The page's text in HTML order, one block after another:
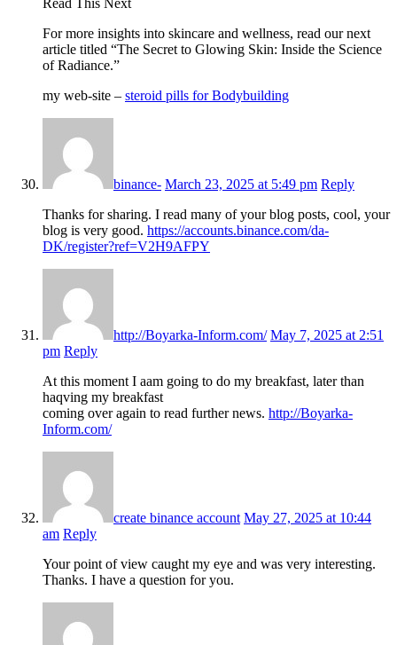
Read This Next
For more insights into skincare and wellness, read our next
article titled “The Secret to Glowing Skin: Inside the Science
of Radiance.”
my web-site – steroid pills for Bodybuilding
binance- March 23, 2025 at 5:49 pm Reply
Thanks for sharing. I read many of your blog posts, cool, your
blog is very good. https://accounts.binance.com/da-
DK/register?ref=V2H9AFPY
http://Boyarka-Inform.com/ May 7, 2025 at 2:51
pm Reply
At this moment I aam going to do my breakfast, later than
haqving my breakfast
coming over again to read further news. http://Boyarka-
Inform.com/
create binance account May 27, 2025 at 10:44
am Reply
Your point of view caught my eye and was very interesting.
Thanks. I have a question for you.